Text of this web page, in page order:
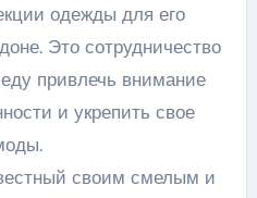
одежды для его
Это сотрудничество
привлечь внимание
и укрепить свое
своим смелым и